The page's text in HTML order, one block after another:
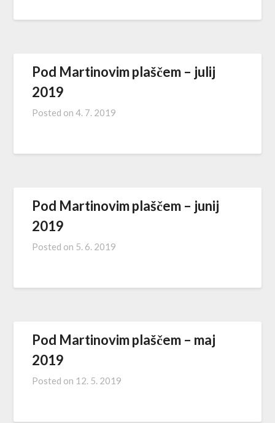
Pod Martinovim plaščem – julij
2019
Posted on4. 7. 2019
Pod Martinovim plaščem – junij
2019
Posted on 5. 6. 2019
Pod Martinovim plaščem – maj
2019
Posted on 12. 5. 2019